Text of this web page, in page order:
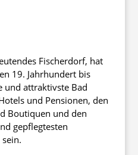
Fischerdorf, hat
19. Jahrhundert bis
und attraktivste Bad
und Pensionen, den
Boutiquen und den
gepflegtesten